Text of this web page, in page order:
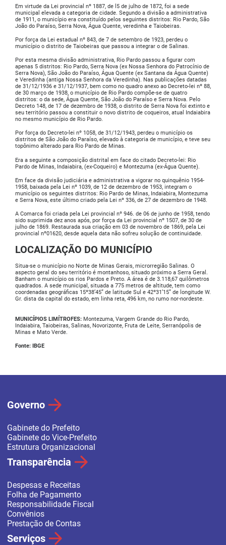
Em virtude da Lei provincial nº 1887, de l5 de julho de 1872, foi a sede
municipal elevada a categoria de cidade. Segundo a divisão a administrativa
de 1911, o município era constituído pelos seguintes distritos: Rio Pardo, São
João do Paraíso, Serra Nova, Água Quente, veredinha e Taiobeiras.
Por força da Lei estadual nº 843, de 7 de setembro de 1923, perdeu o
município o distrito de Taiobeiras que passou a integrar o de Salinas.
Por esta mesma divisão administrativa, Rio Pardo passou a figurar com
apenas 5 distritos: Rio Pardo, Serra Nova (ex Nossa Senhora do Patrocínio de
Serra Nova), São João do Paraíso, Água Quente (ex Santana da Água Quente)
e Veredinha (antiga Nossa Senhora da Veredinha). Nas publicações datadas
de 31/12/1936 e 31/12/1937, bem como no quadro anexo ao Decreto-lei nº 88,
de 30 março de 1938, o município de Rio Pardo compõe-se de quatro
distritos: o da sede, Água Quente, São João do Paraíso e Serra Nova. Pelo
Decreto 148, de 17 de dezembro de 1938, o distrito de Serra Nova foi extinto e
seu território passou a constituir o novo distrito de coqueiros, atual Indaiabira
no mesmo município de Rio Pardo.
Por força do Decreto-lei nº 1058, de 31/12/1943, perdeu o município os
distritos de São João do Paraíso, elevado à categoria de município, e teve seu
topônimo alterado para Rio Pardo de Minas.
Era a seguinte a composição distrital em face do citado Decreto-lei: Rio
Pardo de Minas, Indaiabira, (ex-Coqueiro) e Montezuma (ex-Água Quente).
Em face da divisão judiciária e administrativa a vigorar no quinquênio 1954-
1958, baixada pela Lei nº 1039, de 12 de dezembro de 1953, integram o
município os seguintes distritos: Rio Pardo de Minas, Indaiabira, Montezuma
e Serra Nova, este último criado pela Lei nº 336, de 27 de dezembro de 1948.
A Comarca foi criada pela Lei provincial nº 946. de 06 de junho de 1958, tendo
sido suprimida dez anos após, por força da Lei provincial nº 1507, de 30 de
julho de 1869. Restaurada sua criação em 03 de novembro de 1869, pela Lei
provincial nº01620, desde aquela data não sofreu solução de continuidade.
LOCALIZAÇÃO DO MUNICÍPIO
Situa-se o município no Norte de Minas Gerais, microrregião Salinas. O
aspecto geral do seu território é montanhoso, situado próximo a Serra Geral.
Banham o município os rios Pardos e Preto. A área é de 3.118,67 quilômetros
quadrados. A sede municipal, situada a 775 metros de altitude, tem como
coordenadas geográficas 15º38’45” de latitude Sul e 42º31’15” de longitude W.
Gr. dista da capital do estado, em linha reta, 496 km, no rumo nor-nordeste.
MUNICÍPIOS LIMÍTROFES:Montezuma, Vargem Grande do Rio Pardo,
Indaiabira, Taiobeiras, Salinas, Novorizonte, Fruta de Leite, Serranópolis de
Minas e Mato Verde.
Fonte: IBGE
Governo
Gabinete do Prefeito
Gabinete do Vice-Prefeito
Estrutura Organizacional
Transparência
Despesas e Receitas
Folha de Pagamento
Responsabilidade Fiscal
Convênios
Prestação de Contas
Serviços